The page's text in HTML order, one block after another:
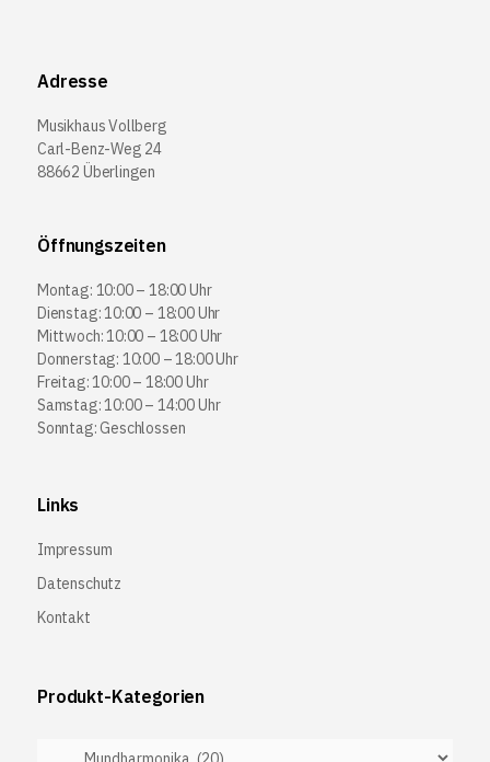
Adresse
Musikhaus Vollberg
Carl-Benz-Weg 24
88662 Überlingen
Öffnungszeiten
Montag: 10:00 – 18:00 Uhr
Dienstag: 10:00 – 18:00 Uhr
Mittwoch: 10:00 – 18:00 Uhr
Donnerstag: 10:00 – 18:00 Uhr
Freitag: 10:00 – 18:00 Uhr
Samstag: 10:00 – 14:00 Uhr
Sonntag: Geschlossen
Links
Impressum
Datenschutz
Kontakt
Produkt-Kategorien